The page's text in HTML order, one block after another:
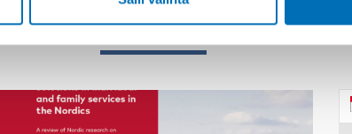
liittyvää sisältöä